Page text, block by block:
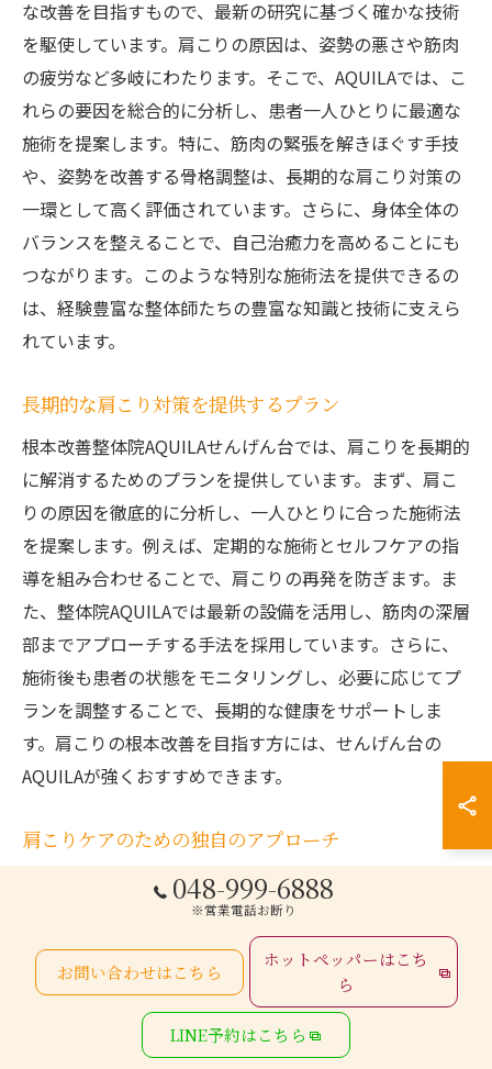
な改善を目指すもので、最新の研究に基づく確かな技術
を駆使しています。肩こりの原因は、姿勢の悪さや筋肉
の疲労など多岐にわたります。そこで、AQUILAでは、こ
れらの要因を総合的に分析し、患者一人ひとりに最適な
施術を提案します。特に、筋肉の緊張を解きほぐす手技
や、姿勢を改善する骨格調整は、長期的な肩こり対策の
一環として高く評価されています。さらに、身体全体の
バランスを整えることで、自己治癒力を高めることにも
つながります。このような特別な施術法を提供できるの
は、経験豊富な整体師たちの豊富な知識と技術に支えら
れています。
長期的な肩こり対策を提供するプラン
根本改善整体院AQUILAせんげん台では、肩こりを長期的
に解消するためのプランを提供しています。まず、肩こ
りの原因を徹底的に分析し、一人ひとりに合った施術法
を提案します。例えば、定期的な施術とセルフケアの指
導を組み合わせることで、肩こりの再発を防ぎます。ま
た、整体院AQUILAでは最新の設備を活用し、筋肉の深層
部までアプローチする手法を採用しています。さらに、
施術後も患者の状態をモニタリングし、必要に応じてプ
ランを調整することで、長期的な健康をサポートしま
す。肩こりの根本改善を目指す方には、せんげん台の
AQUILAが強くおすすめできます。
肩こりケアのための独自のアプローチ
根本改善整体院AQUILAせんげん台の肩こりケアは、独自
のアプローチで評判です。最新の研究に基づき、伝統的
な整体技術と現代の科学を組み合わせた施術法を提供し
ています。特に、患者個々の体調や生活習慣を考慮し、
オーダーメイドの施術プランを提案します。さらに、施
術中にはリラックスできる環境を整え、身体だけでなく
048-999-6888
※営業電話お断り
お問い合わせはこちら
ホットペッパーはこち
ら
LINE予約はこちら